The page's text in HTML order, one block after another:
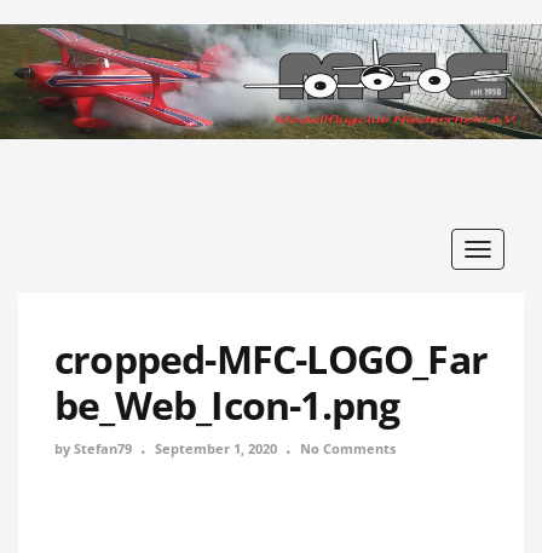
Toggle
cropped-MFC-LOGO_Far
be_Web_Icon-1.png
by Stefan79 September 1, 2020 No Comments